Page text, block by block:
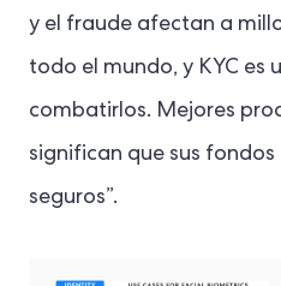
y el fraude afectan a
todo el mundo, y KYC es
combatirlos. Mejores
significan que sus fondos
seguros”.